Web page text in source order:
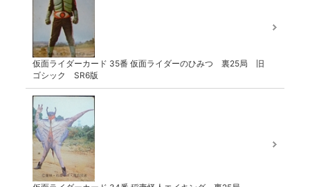
仮面ライダーカード 35番 仮面ライダーのひみつ 裏25局 旧
ゴシック SR6版